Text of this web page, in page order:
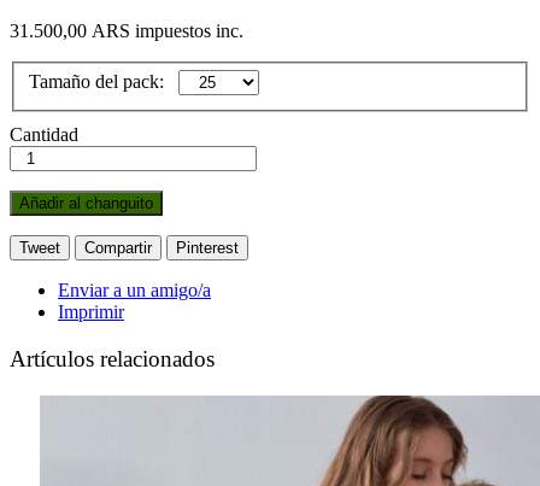
31.500,00 ARS impuestos inc.
Tamaño del pack:
Cantidad
Añadir al changuito
Tweet Compartir Pinterest
Enviar a un amigo/a
Imprimir
Artículos relacionados